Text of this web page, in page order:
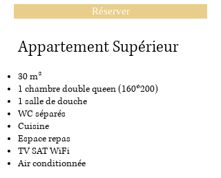
Réserver
Appartement Supérieur
30 m²
1 chambre double queen (160*200)
1 salle de douche
WC séparés
Cuisine
Espace repas
TV SAT WiFi
Air conditionnée